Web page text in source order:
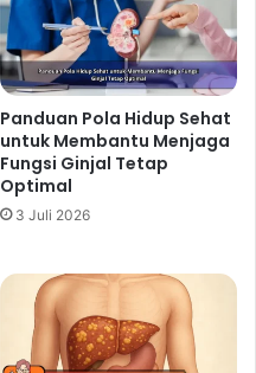
Panduan Pola Hidup Sehat
untuk Membantu Menjaga
Fungsi Ginjal Tetap
Optimal
3 Juli 2026